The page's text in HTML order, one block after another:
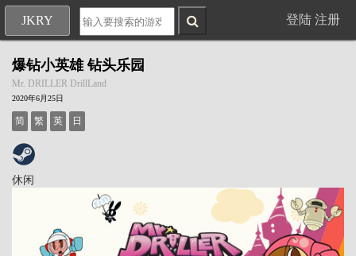
JKRY 登陆 注册
爆钻小英雄 钻头乐园
Mr. DRILLER DrillLand
2020年6月25日
简 繁 英 日
休闲